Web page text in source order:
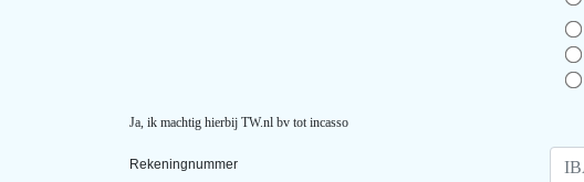
Ja, ik machtig hierbij TW.nl bv tot incasso
Rekeningnummer